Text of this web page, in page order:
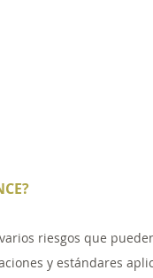
riesgos que
y estándares